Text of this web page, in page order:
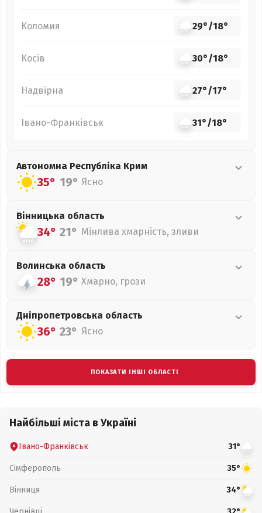
Коломия 29°/18°
Косів 30°/18°
Надвірна 27°/17°
Івано-Франківськ 31°/18°
Автономна Республіка Крим
35° 19° Ясно
Вінницька область
34° 21° Мінлива хмарність, зливи
Волинська область
28° 19° Хмарно, грози
Дніпропетровська область
36° 23° Ясно
ПОКАЗАТИ ІНШІ ОБЛАСТІ
Найбільші міста в Україні
Івано-Франківськ 31°
Сімферополь 35°
Вінниця 34°